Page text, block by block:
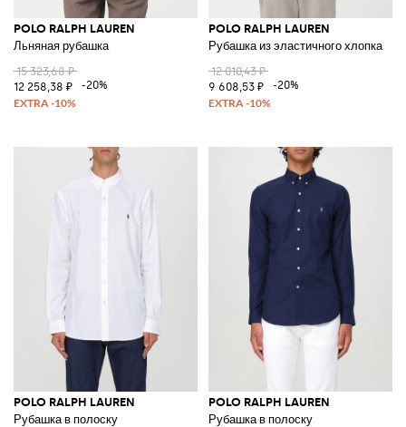
POLO RALPH LAUREN
Льняная рубашка
15 323,68 ₽
12 258,38 ₽
-20%
POLO RALPH LAUREN
Рубашка из эластичного хлопка
12 010,43 ₽
9 608,53 ₽
-20%
POLO RALPH LAUREN
Рубашка в полоску
POLO RALPH LAUREN
Рубашка в полоску